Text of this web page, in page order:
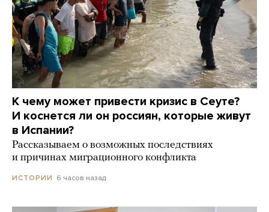
К чему может привести кризис в Сеуте?
И коснется ли он россиян, которые живут
в Испании?
Рассказываем о возможных последствиях
и причинах миграционного конфликта
ИСТОРИИ 6 часов назад